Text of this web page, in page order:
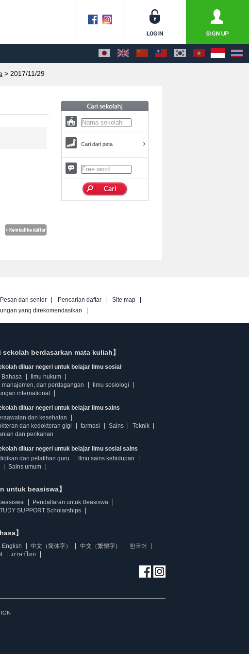
> 2017/11/29
Cari dari peta
Pesan dari senior Pencarian daftar
Site map
yang direkomendasikan
sekolah berdasarkan mata kuliah】
diluar negeri untuk belajar Ilmu sosial
Bahasa
Ilmu hukum
manajemen, dan perdagangan
Ilmu sosiologi
international
diluar negeri untuk belajar Ilmu sains
dan kesehatan
dan kedokteran gigi
farmasi Sains
Teknik
dan perikanan
diluar negeri untuk belajar Ilmu sosial sains
dan pelatihan guru
Ilmu sains kehidupan
Sains umum
untuk beasiswa】
Pendaftaran untuk Beasiswa
SUPPORT Scholarships
】
English 中文（简体字） 中文（繁體字）
한국어
ภาษาไทย